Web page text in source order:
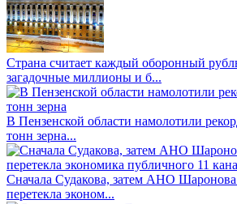
Страна считает каждый оборонный
загадочные миллионы и б...
В Пензенской области намолотили
тонн зерна...
Сначала Судакова, затем АНО Шаронова
перетекла эконом...